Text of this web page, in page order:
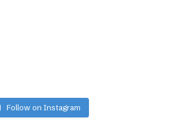
Follow on Instagram